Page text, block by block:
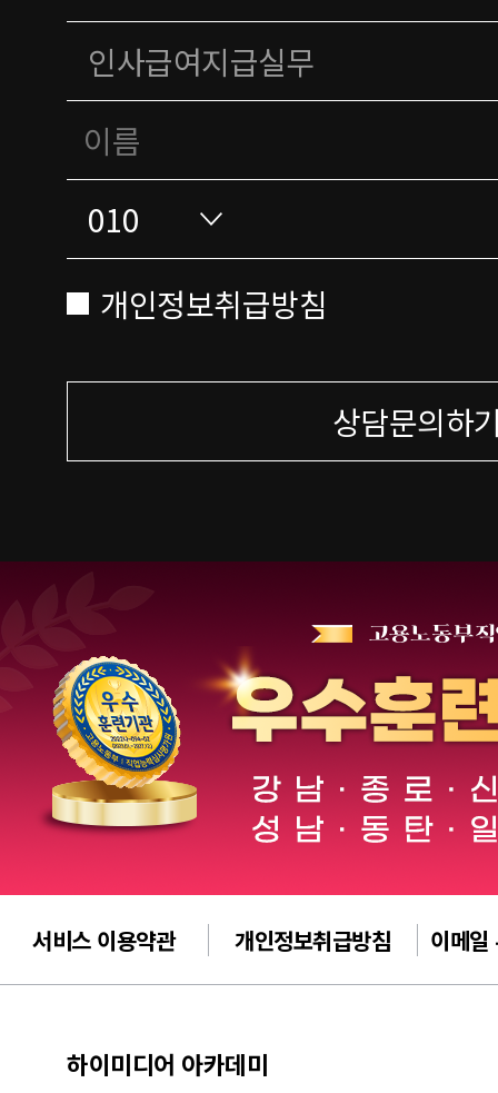
개인정보취급방침
상담문의하
서비스 이용약관 개인정보취급방침 이메일
하이미디어 아카데미